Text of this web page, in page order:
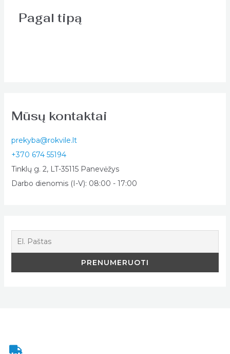
Pagal tipą
Mūsų kontaktai
prekyba@rokvile.lt
+370 674 55194
Tinklų g. 2, LT-35115 Panevėžys
Darbo dienomis (I-V): 08:00 - 17:00